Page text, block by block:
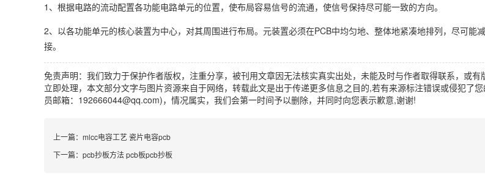
1、根据电路的流动配置各功能电路单元的位置，使布局容易信号的流通，使信号保持尽可能一致的方向。
2、以各功能单元的核心装置为中心，对其周围进行布局。元装置必须在PCB中均匀地、整体地紧凑地排列，尽可能
接。
免责声明：我们致力于保护作者版权，注重分享，被刊用文章因无法核实真实出处，未能及时与作者取得联系，或
立即处理，本文部分文字与图片资源来自于网络，转载此文是出于传递更多信息之目的,若有来源标注错误或侵犯了
员邮箱：192666044@qq.com)，情况属实，我们会第一时间予以删除，并同时向您表示歉意,谢谢!
上一篇： mlcc电容工艺 瓷片电容pcb
下一篇： pcb抄板方法 pcb板pcb抄板